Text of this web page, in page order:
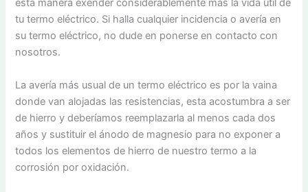
esta manera exender considerablemente más la vida útil de
tu termo eléctrico. Si halla cualquier incidencia o avería en
su termo eléctrico, no dude en ponerse en contacto con
nosotros.
La avería más usual de un termo eléctrico es por la vaina
donde van alojadas las resistencias, esta acostumbra a ser
de hierro y deberíamos reemplazarla al menos cada dos
años y sustituir el ánodo de magnesio para no exponer a
todos los elementos de hierro de nuestro termo a la
corrosión por oxidación.